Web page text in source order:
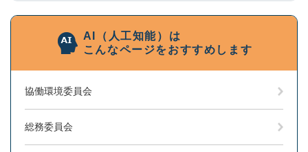
AI（人工知能）は
こんなページをおすすめします
協働環境委員会
総務委員会